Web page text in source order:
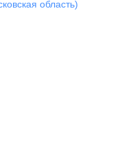
область)